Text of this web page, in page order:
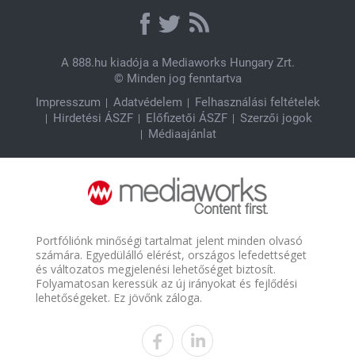
A 888.hukiadója a Mediaworks Hungary Zrt.
© Minden jog fenntartva
Impresszum
Adatvédelem
Felhasználási feltételek
Hirdetési ÁSZF
Előfizetői ÁSZF
Szerzői jogok
Médiaajánlat
Portfóliónk minőségi tartalmat jelent minden olvasó
számára. Egyedülálló elérést, országos lefedettséget
és változatos megjelenési lehetőséget biztosít.
Folyamatosan keressük az új irányokat és fejlődési
lehetőségeket. Ez jövőnk záloga.